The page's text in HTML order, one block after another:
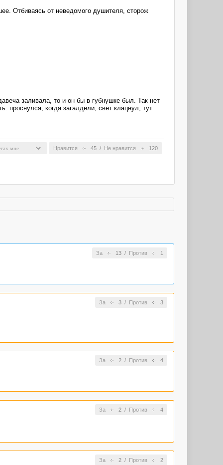
Отбиваясь от неведомого душителя, сторож
заливала, то и он бы в губнушке был. Так нет
когда загалдели, свет клацнул, тут
Нравится 45 / Не нравится 120
За 13/ Против 1
За 3/ Против 3
За 2/ Против 4
За 2/ Против 4
За 2/ Против 2